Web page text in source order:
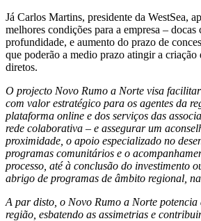
Já Carlos Martins, presidente da WestSea,
melhores condições para a empresa –
profundidade, e aumento do prazo de
que poderão a medio prazo atingir a criação
diretos.
O projecto Novo Rumo a Norte visa
com valor estratégico para os agentes da
plataforma online e dos serviços das
rede colaborativa – e assegurar um
proximidade, o apoio especializado no
programas comunitários e o
processo, até à conclusão do investimento
abrigo de programas de âmbito regional,
A par disto, o Novo Rumo a Norte potencia
região, esbatendo as assimetrias e